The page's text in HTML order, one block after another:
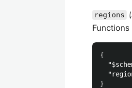
regions
Functions
{
}